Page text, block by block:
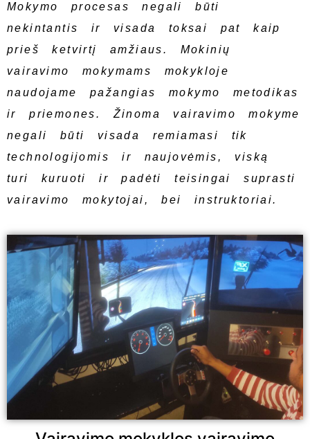
Mokymo procesas negali būti
nekintantis ir visada toksai pat kaip
prieš ketvirtį amžiaus. Mokinių
vairavimo mokymams mokykloje
naudojame pažangias mokymo metodikas
ir priemones. Žinoma vairavimo mokyme
negali būti visada remiamasi tik
technologijomis ir naujovėmis, viską
turi kuruoti ir padėti teisingai suprasti
vairavimo mokytojai, bei instruktoriai.